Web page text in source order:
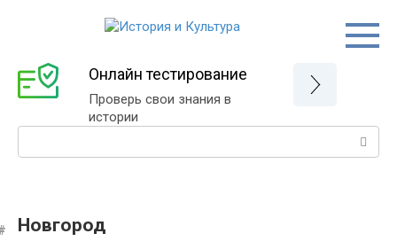
Онлайн тестирование
Проверь свои знания в
истории
Поиск:
Новгород